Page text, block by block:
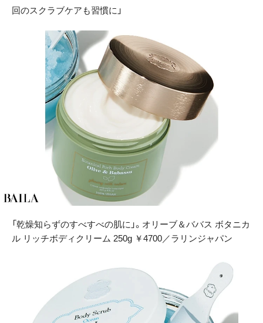
回のスクラブケアも習慣に」
「乾燥知らずのすべすべの肌に」。オリーブ＆ババス ボタニカ
ル リッチボディクリーム 250g ￥4700／ラリンジャパン